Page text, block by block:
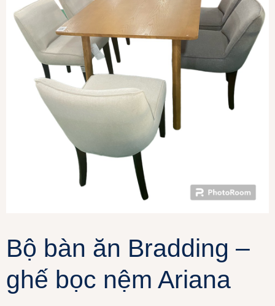
Bộ bàn ăn Bradding –
ghế bọc nệm Ariana